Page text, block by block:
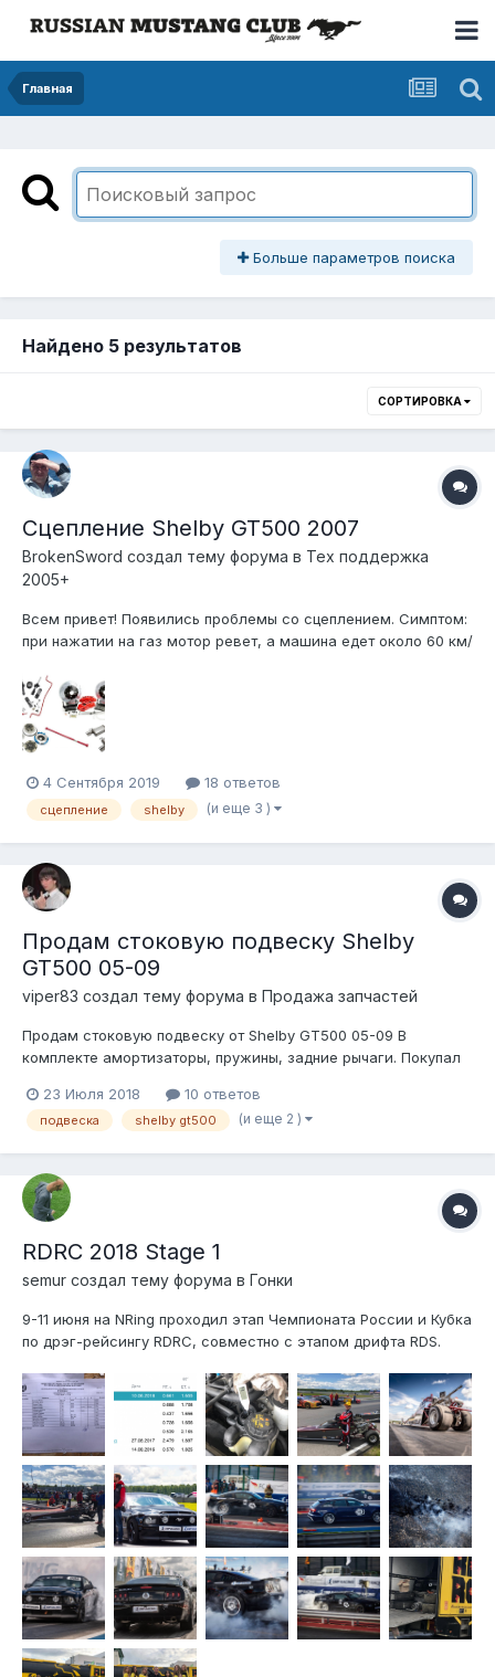
Главная
Больше параметров поиска
Найдено 5 результатов
СОРТИРОВКА
Сцепление Shelby GT500 2007
BrokenSword создал тему форума в Тех поддержка
2005+
Всем привет! Появились проблемы со сцеплением. Симптом:
при нажатии на газ мотор ревет, а машина едет около 60 км/
Выехал с Парка Культуры нормально, а к гаражу на северо-
востоке приехал уже не быстро. Состояние прогрессирует от
старта к фини...
4 Сентября 2019 18 ответов
сцепление shelby (и еще 3 )
Продам стоковую подвеску Shelby
GT500 05-09
viper83 создал тему форума в Продажа запчастей
Продам стоковую подвеску от Shelby GT500 05-09 В
комплекте амортизаторы, пружины, задние рычаги. Покупал
Состояние - протереть от пыли. Цена - 300$ Подробные фото
ниже в теме
23 Июля 2018 10 ответов
подвеска shelby gt500 (и еще 2 )
RDRC 2018 Stage 1
semur создал тему форума в Гонки
9-11 июня на NRing проходил этап Чемпионата России и Кубка
по дрэг-рейсингу RDRC, совместно с этапом дрифта RDS.
осталась без малейших изменений с прошлого года. Зато
появилось существенное изменение в правилах класса FSL:
теперь заезды вып...